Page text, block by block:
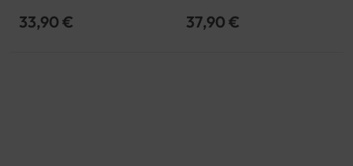
cru | AOP
33,90 € 37,90 €